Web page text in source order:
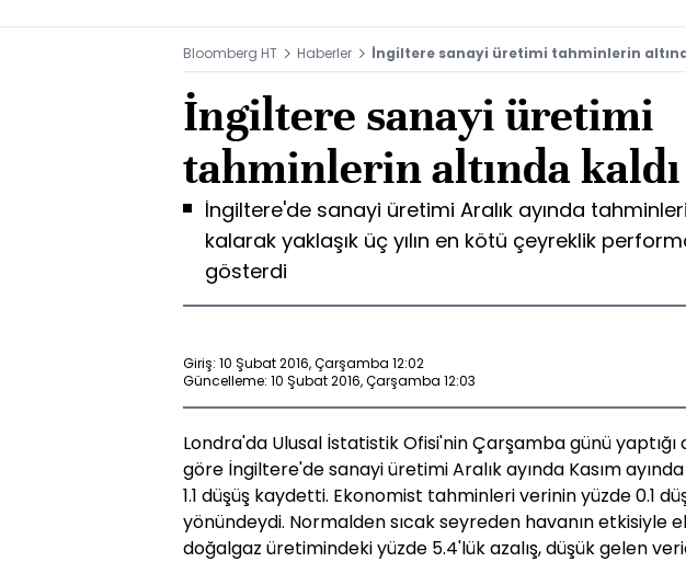
Bloomberg HT Haberler İngiltere sanayi üretimi tahminlerin
İngiltere sanayi üretimi
tahminlerin altında kaldı
İngiltere'de sanayi üretimi Aralık ayında
kalarak yaklaşık üç yılın en kötü çeyreklik
gösterdi
Giriş: 10 Şubat 2016, Çarşamba 12:02
Güncelleme: 10 Şubat 2016, Çarşamba 12:03
Londra'da Ulusal İstatistik Ofisi'nin Çarşamba günü yaptığı
göre İngiltere'de sanayi üretimi Aralık ayında Kasım
1.1 düşüş kaydetti. Ekonomist tahminleri verinin yüzde 0.1
yönündeydi. Normalden sıcak seyreden havanın etkisiyle
doğalgaz üretimindeki yüzde 5.4'lük azalış, düşük gelen